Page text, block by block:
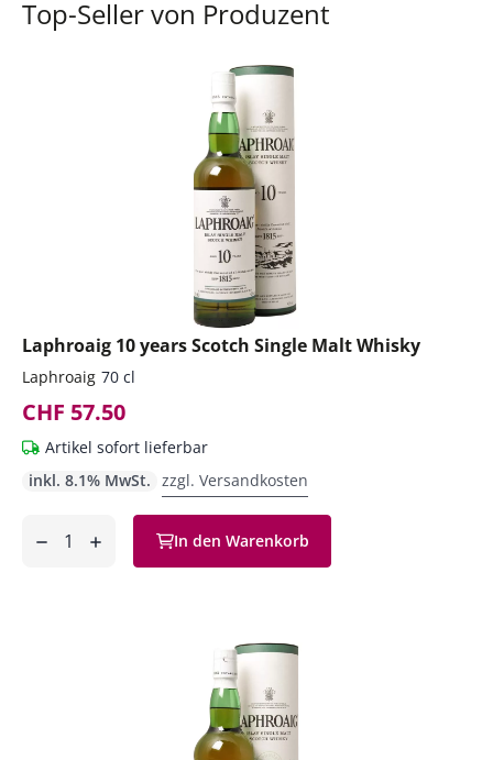
Top-Seller von Produzent
Laphroaig 10 years Scotch Single Malt Whisky
Laphroaig 70 cl
CHF 57.50
Artikel sofort lieferbar
inkl. 8.1% MwSt. zzgl. Versandkosten
In den Warenkorb